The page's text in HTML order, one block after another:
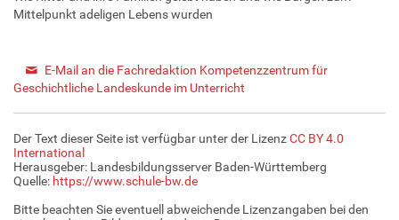
Mittelpunkt adeligen Lebens wurden
E-Mail an die Fachredaktion Kompetenzzentrum für
Geschichtliche Landeskunde im Unterricht
Der Text dieser Seite ist verfügbar unter der LizenzCC BY 4.0
International
Herausgeber: Landesbildungsserver Baden-Württemberg
Quelle: https://www.schule-bw.de
Bitte beachten Sie eventuell abweichende Lizenzangaben bei den